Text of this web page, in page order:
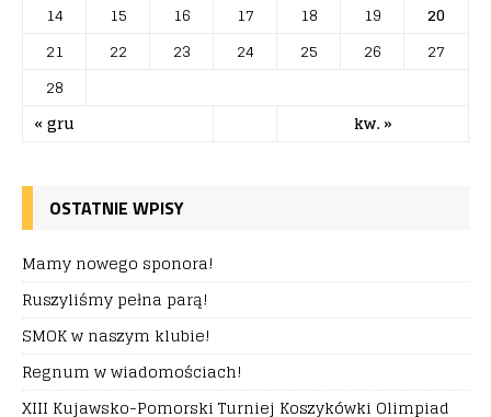
« gru kw. »
14
15 16 17 18 19
20
21
22 23 24 25 26
27
28
OSTATNIE WPISY
Mamy nowego sponora!
Ruszyliśmy pełna parą!
SMOK w naszym klubie!
Regnum w wiadomościach!
XIII Kujawsko-Pomorski Turniej Koszykówki Olimpiad